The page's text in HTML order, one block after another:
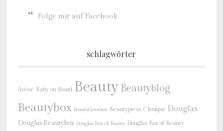
Folge mir auf Facebook
schlagwörter
Avène Baby on Board Beauty Beautyblog
Beautybox Beautyfavoriten Beautypress Clinique Douglas
Douglas Beautybox Douglas Box of Beauty Douglas Box of Beauty